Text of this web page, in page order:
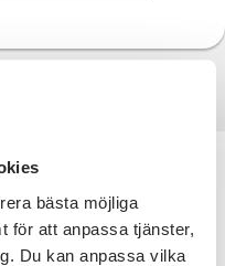
bästa möjliga
för att anpassa tjänster,
Du kan anpassa vilka